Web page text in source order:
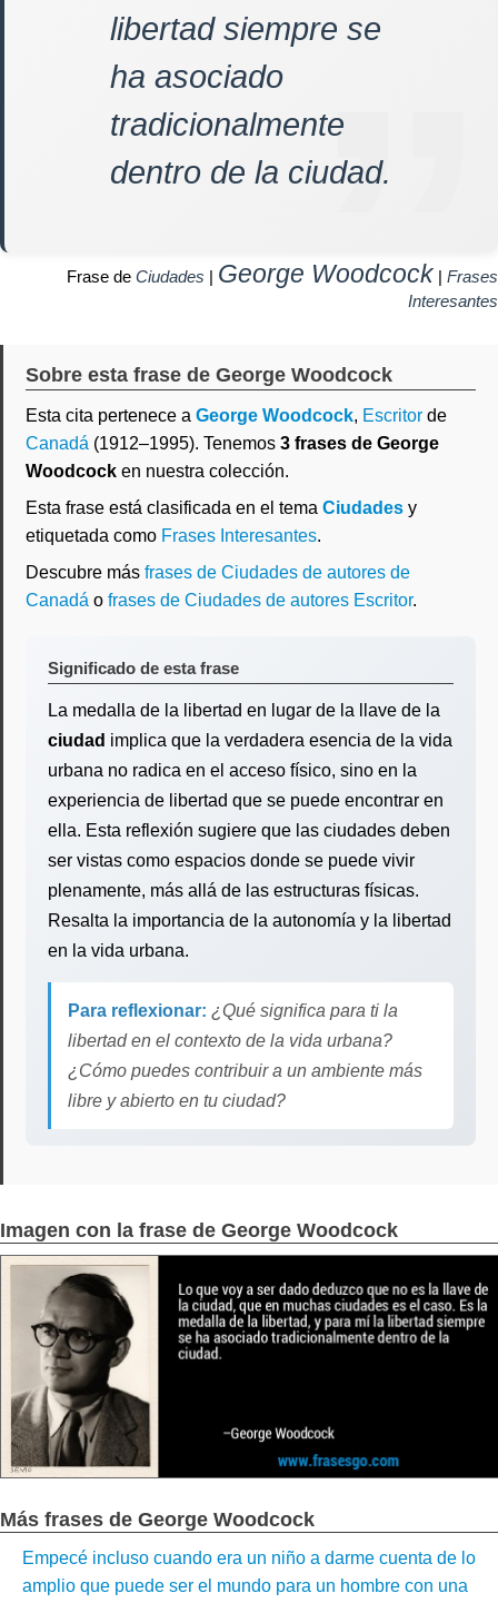
libertad siempre se
ha asociado
tradicionalmente
dentro de la ciudad.
Frase de Ciudades | George Woodcock | Frases
Interesantes
Sobre esta frase de George Woodcock
Esta cita pertenece a George Woodcock, Escritor de
Canadá (1912–1995). Tenemos 3 frases de George
Woodcock en nuestra colección.
Esta frase está clasificada en el tema Ciudades y
etiquetada como Frases Interesantes.
Descubre más frases de Ciudades de autores de
Canadá o frases de Ciudades de autores Escritor.
Significado de esta frase
La medalla de la libertad en lugar de la llave de la
ciudad implica que la verdadera esencia de la vida
urbana no radica en el acceso físico, sino en la
experiencia de libertad que se puede encontrar en
ella. Esta reflexión sugiere que las ciudades deben
ser vistas como espacios donde se puede vivir
plenamente, más allá de las estructuras físicas.
Resalta la importancia de la autonomía y la libertad
en la vida urbana.
Para reflexionar: ¿Qué significa para ti la
libertad en el contexto de la vida urbana?
¿Cómo puedes contribuir a un ambiente más
libre y abierto en tu ciudad?
Imagen con la frase de George Woodcock
Más frases de George Woodcock
Empecé incluso cuando era un niño a darme cuenta de lo
amplio que puede ser el mundo para un hombre con una